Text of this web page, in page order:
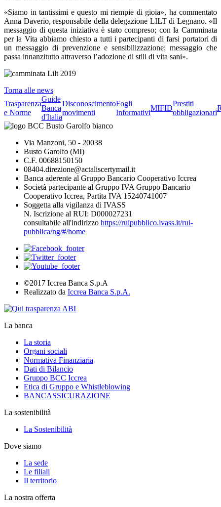
«Siamo in tantissimi e questo mi riempie di gioia», ha commentato
Anna Daverio, responsabile della delegazione LILT di Legnano. «Il
messaggio di questa iniziativa è stato compreso; con la Camminata
per la Vita abbiamo chiesto a tutti i partecipanti di farsi portatori di
un messaggio di prevenzione e sensibilizzazione; messaggio che
passa innanzitutto attraverso l’adozione di stili di vita sani».
Torna alle news
Trasparenza
e Norme
Guide
Banca
d'Italia
Disconoscimento
movimenti
Fogli
Informativi
MIFID
Prestiti
obbligazionari
Via Manzoni, 50 - 20038
Busto Garolfo (MI)
C.F. 00688150150
08404.direzione@actaliscertymail.it
Banca aderente al Gruppo Bancario Cooperativo Iccrea
Società partecipante al Gruppo IVA Gruppo Bancario
Cooperativo Iccrea, Partita IVA 15240741007
Soggetta alla vigilanza di IVASS
N. Iscrizione al RUI: D000027231
consultabile all'indirizzo https://ruipubblico.ivass.it/rui-
pubblica/ng/#/home
©2017 Iccrea Banca S.p.A
Realizzato da Iccrea Banca S.p.A.
La banca
La storia
Organi sociali
Normativa Finanziaria
Dati di Bilancio
Gruppo BCC Iccrea
Etica di Gruppo e Whistleblowing
BANCASSICURAZIONE
La sostenibilità
La Sostenibilità
Dove siamo
La sede
Le filiali
Il territorio
La nostra offerta